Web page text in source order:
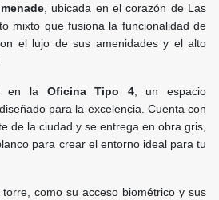
, ubicada en el corazón de Las
mixto que fusiona la funcionalidad de
el lujo de sus amenidades y el alto
en la Oficina Tipo 4, un espacio
para la excelencia. Cuenta con
de la ciudad y se entrega en obra gris,
para crear el entorno ideal para tu
como su acceso biométrico y sus